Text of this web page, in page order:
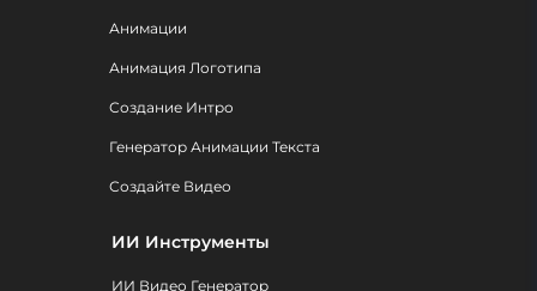
Анимации
Анимация Логотипа
Создание Интро
Генератор Анимации Текста
Создайте Видео
ИИ Инструменты
ИИ Видео Генератор